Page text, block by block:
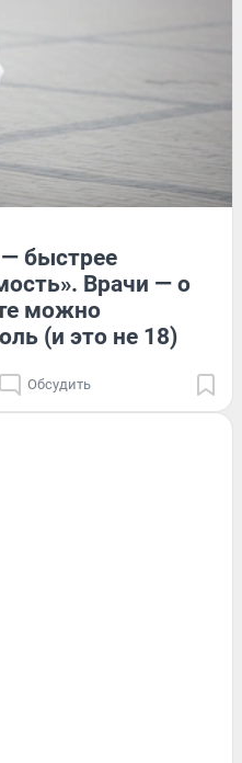
быстрее
Врачи — о
можно
(и это не 18)
Обсудить